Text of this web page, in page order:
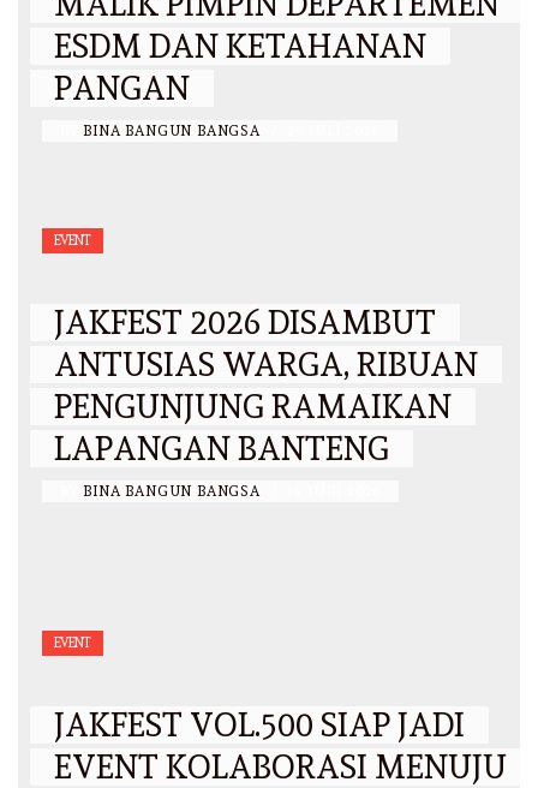
ESDM DAN KETAHANAN
PANGAN
BINA BANGUN BANGSA
EVENT
JAKFEST 2026 DISAMBUT
ANTUSIAS WARGA, RIBUAN
PENGUNJUNG RAMAIKAN
LAPANGAN BANTENG
BINA BANGUN BANGSA
EVENT
JAKFEST VOL.500 SIAP JADI
EVENT KOLABORASI MENUJU